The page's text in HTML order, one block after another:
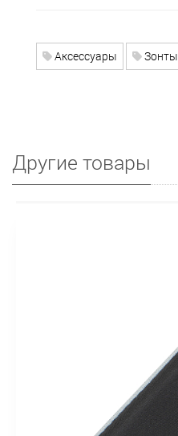
Аксессуары Зонты
Другие товары